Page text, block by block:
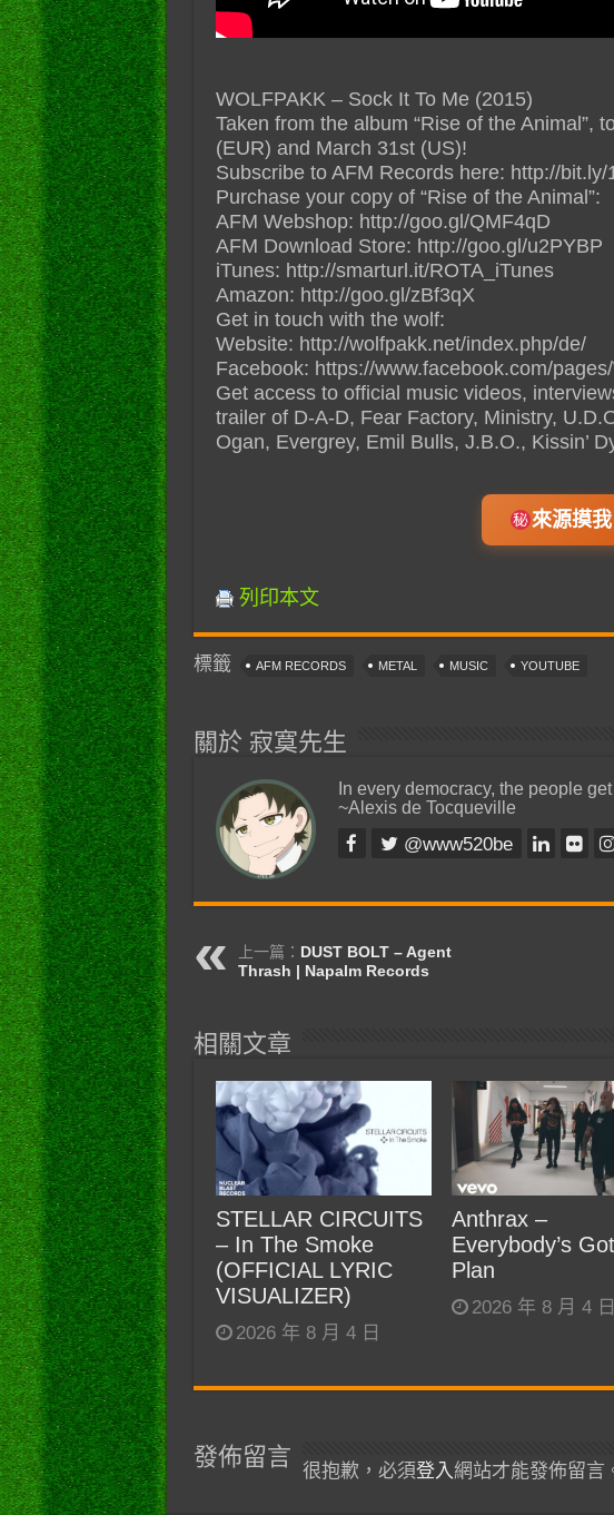
WOLFPAKK – Sock It To Me (2015)
Taken from the album “Rise of the Animal”,
(EUR) and March 31st (US)!
Subscribe to AFM Records here: http://bit.ly/
Purchase your copy of “Rise of the Animal”:
AFM Webshop: http://goo.gl/QMF4qD
AFM Download Store: http://goo.gl/u2PYBP
iTunes: http://smarturl.it/ROTA_iTunes
Amazon: http://goo.gl/zBf3qX
Get in touch with the wolf:
Website: http://wolfpakk.net/index.php/de/
Facebook: https://www.facebook.com/
Get access to official music videos,
trailer of D-A-D, Fear Factory, Ministry,
Ogan, Evergrey, Emil Bulls, J.B.O., Kissin’
來源摸我
列印本文
標籤 AFM RECORDS METAL MUSIC YOUTUBE
關於 寂寞先生
In every democracy, the people
~Alexis de Tocqueville
@www520be
上一篇： DUST BOLT – Agent
Thrash | Napalm Records
相關文章
STELLAR CIRCUITS
– In The Smoke
(OFFICIAL LYRIC
VISUALIZER)
2026 年 8 月 4 日
Anthrax –
Everybody’s
Plan
2026 年 8 月 4 日
發佈留言
很抱歉，必須登入網站才能發佈留言